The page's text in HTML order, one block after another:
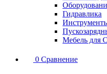
Гидравлика
Мебель для
0 Сравнение